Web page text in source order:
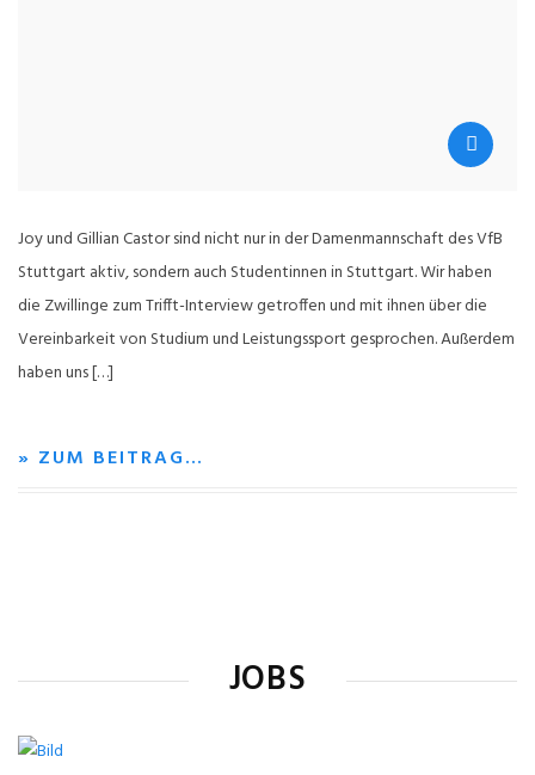
Joy und Gillian Castor sind nicht nur in der Damenmannschaft des VfB
Stuttgart aktiv, sondern auch Studentinnen in Stuttgart. Wir haben
die Zwillinge zum Trifft-Interview getroffen und mit ihnen über die
Vereinbarkeit von Studium und Leistungssport gesprochen. Außerdem
haben uns […]
» ZUM BEITRAG…
JOBS